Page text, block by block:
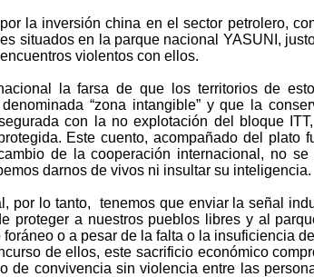
la inversión china en el sector petrolero,
situados en la parque nacional YASUNI,
violentos con ellos.
la farsa de que los territorios de
“zona intangible” y que la
con la no explotación del bloque
Este cuento, acompañado del plato
de la cooperación internacional, no se
darnos de vivos ni insultar su inteligencia.
por lo tanto, tenemos que enviar la señal
proteger a nuestros pueblos libres y al
o a pesar de la falta o la insuficiencia
de ellos, este sacrificio económico
de convivencia sin violencia entre las